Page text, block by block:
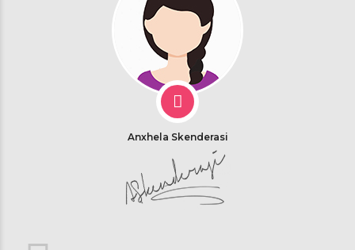
Anxhela Skenderasi